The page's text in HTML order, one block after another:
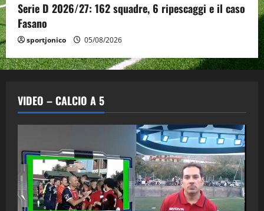
Serie D 2026/27: 162 squadre, 6 ripescaggi e il caso
Fasano
sportjonico 05/08/2026
VIDEO – CALCIO A 5